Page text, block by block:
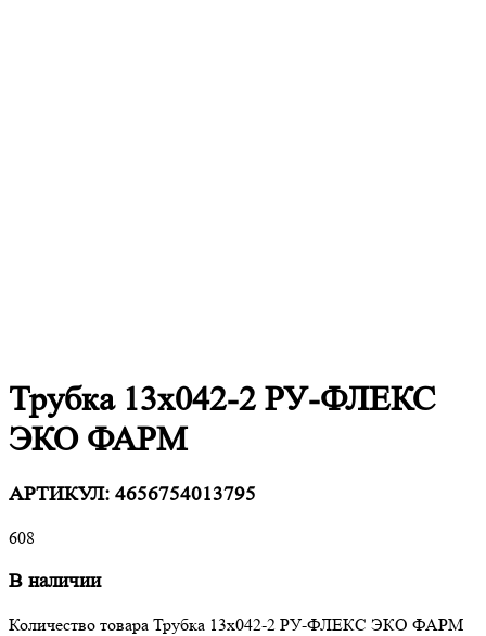
Трубка 13х042-2 РУ-ФЛЕКС
ЭКО ФАРМ
АРТИКУЛ: 4656754013795
608
В наличии
Количество товара Трубка 13х042-2 РУ-ФЛЕКС ЭКО ФАРМ